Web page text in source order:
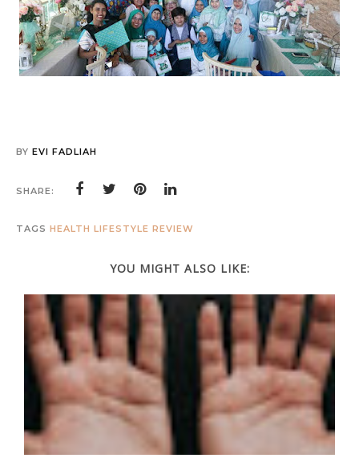
BY EVI FADLIAH
SHARE:
TAGS HEALTH LIFESTYLE REVIEW
YOU MIGHT ALSO LIKE: